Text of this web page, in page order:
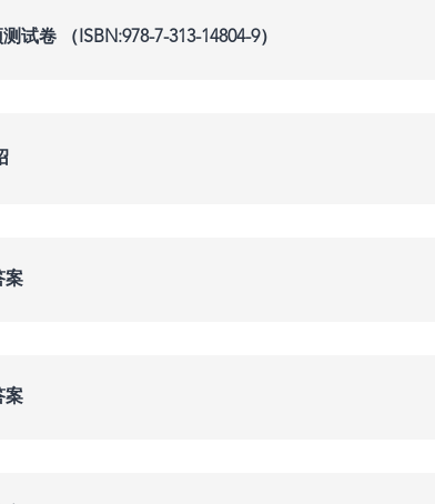
卷 （ISBN:978-7-313-14804-9）
案
案